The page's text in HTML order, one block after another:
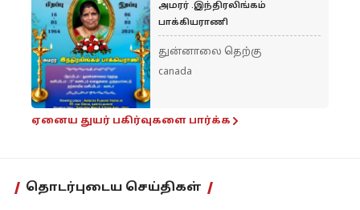
அமரர் .இந்திரலிங்கம்
பாக்கியராணி
துன்னாலை தெற்கு
canada
ஏனைய துயர் பகிர்வுகளை பார்க்க
தொடர்புடைய செய்திகள்